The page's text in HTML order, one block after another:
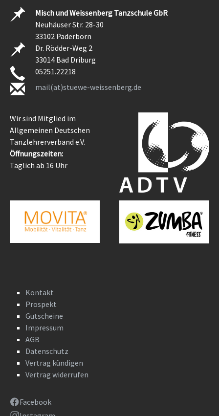
Misch und Weissenberg Tanzschule GbR
Neuhäuser Str. 28-30
33102 Paderborn
Dr. Rödder-Weg 2
33014 Bad Driburg
05251.22218
mail(at)stuewe-weissenberg.de
Wir sind Mitglied im
Allgemeinen Deutschen
Tanzlehrerverband e.V.
Öffnungszeiten:
Täglich ab 16 Uhr
Kontakt
Prospekt
Gutscheine
Impressum
AGB
Datenschutz
Vertrag kündigen
Vertrag widerrufen
Facebook